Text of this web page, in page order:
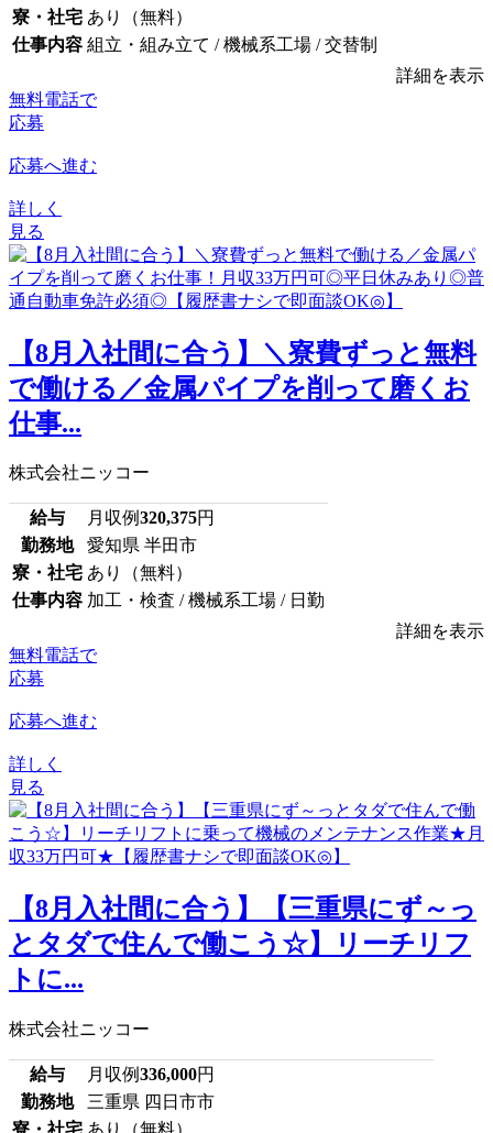
寮・社宅 あり（無料）
仕事内容 組立・組み立て / 機械系工場 / 交替制
詳細を表示
無料電話で
応募
応募へ進む
詳しく
見る
【8月入社間に合う】＼寮費ずっと無料
で働ける／金属パイプを削って磨くお
仕事...
株式会社ニッコー
給与 月収例320,375円
勤務地
愛知県 半田市
寮・社宅 あり（無料）
仕事内容 加工・検査 / 機械系工場 / 日勤
詳細を表示
無料電話で
応募
応募へ進む
詳しく
見る
【8月入社間に合う】【三重県にず～っ
とタダで住んで働こう☆】リーチリフ
トに...
株式会社ニッコー
給与 月収例336,000円
勤務地
三重県 四日市市